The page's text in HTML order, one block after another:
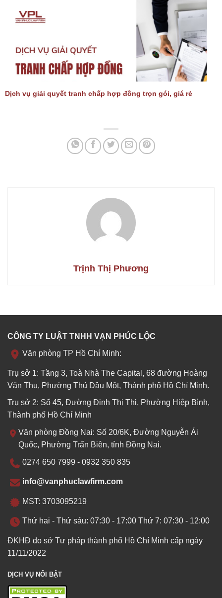
Dịch vụ giải quyết tranh chấp hợp đồng trọn gói, giá rẻ
Trịnh Thị Phương
CÔNG TY LUẬT TNHH VẠN PHÚC LỘC
Văn phòng TP Hồ Chí Minh:
Trụ sở 1: Tầng 3, Toà Nhà The Capital, 68 đường Hoàng
Văn Thụ, Phường Thủ Dầu Một, Thành phố Hồ Chí Minh.
Trụ sở 2: Số 45, Đường Đinh Thị Thi, Phường Hiệp Bình,
Thành phố Hồ Chí Minh
Văn phòng Đồng Nai: Số 20/6K, Đường Nguyễn Ái
Quốc, Phường Trấn Biên, tỉnh Đồng Nai.
0274 650 7999 - 0932 350 835
info@vanphuclawfirm.com
MST: 3703095219
Thứ hai - Thứ sáu: 07:30 - 17:00 Thứ 7: 07:30 - 12:00
ĐKHĐ do sở Tư pháp thành phố Hồ Chí Minh cấp ngày
11/11/2022
DỊCH VỤ NỔI BẬT